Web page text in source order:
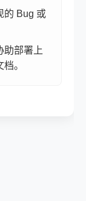
的 Bug 或
助部署上
。